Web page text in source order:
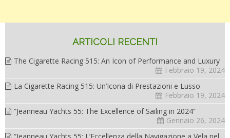
ARTICOLI RECENTI
The Cigarette Racing 515: An Icon of Performance and Luxury
Febbraio 19, 2024
La Cigarette Racing 515: Un’Icona di Prestazioni e Lusso
Febbraio 19, 2024
“Jeanneau Yachts 55: The Excellence of Sailing in 2024”
Gennaio 26, 2024